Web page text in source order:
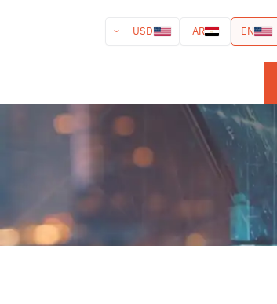
EN
AR
USD